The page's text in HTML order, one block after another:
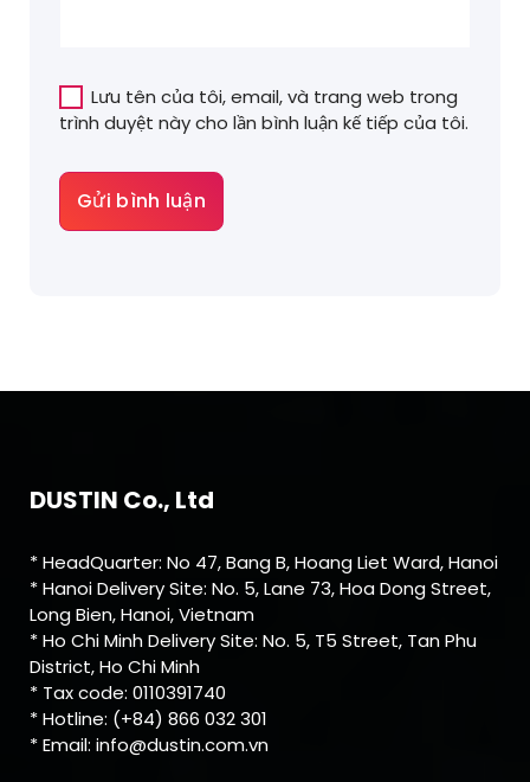
Lưu tên của tôi, email, và trang web trong
trình duyệt này cho lần bình luận kế tiếp của tôi.
DUSTIN Co., Ltd
* HeadQuarter: No 47, Bang B, Hoang Liet Ward, Hanoi
* Hanoi Delivery Site: No. 5, Lane 73, Hoa Dong Street,
Long Bien, Hanoi, Vietnam
* Ho Chi Minh Delivery Site: No. 5, T5 Street, Tan Phu
District, Ho Chi Minh
* Tax code: 0110391740
* Hotline: (+84) 866 032 301
* Email: info@dustin.com.vn